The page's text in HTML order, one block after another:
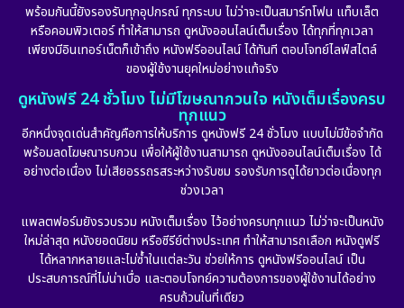
Fantasy จินตนาการ (265)
Film
Gothic (6)
HBO GO (11)
HBO Max (2)
พร้อมกันนี้ยังรองรับทุกอุปกรณ์ ทุกระบบ ไม่ว่าจะเป็นสมาร์ทโฟน แท็บเล็ต
หรือคอมพิวเตอร์ ทำให้สามารถ ดูหนังออนไลน์เต็มเรื่อง ได้ทุกที่ทุกเวลา
เพียงมีอินเทอร์เน็ตก็เข้าถึง หนังฟรีออนไลน์ ได้ทันที ตอบโจทย์ไลฟ์สไตล์
ของผู้ใช้งานยุคใหม่อย่างแท้จริง
ดูหนังฟรี 24 ชั่วโมง ไม่มีโฆษณากวนใจ หนังเต็มเรื่องครบ
ทุกแนว
อีกหนึ่งจุดเด่นสำคัญคือการให้บริการ ดูหนังฟรี 24 ชั่วโมง แบบไม่มีข้อจำกัด
พร้อมลดโฆษณารบกวน เพื่อให้ผู้ใช้งานสามารถ ดูหนังออนไลน์เต็มเรื่อง ได้
อย่างต่อเนื่อง ไม่เสียอรรถรสระหว่างรับชม รองรับการดูได้ยาวต่อเนื่องทุก
ช่วงเวลา
แพลตฟอร์มยังรวบรวม หนังเต็มเรื่อง ไว้อย่างครบทุกแนว ไม่ว่าจะเป็นหนัง
ใหม่ล่าสุด หนังยอดนิยม หรือซีรีย์ต่างประเทศ ทำให้สามารถเลือก หนังดูฟรี
ได้หลากหลายและไม่ซ้ำในแต่ละวัน ช่วยให้การ ดูหนังฟรีออนไลน์ เป็น
ประสบการณ์ที่ไม่น่าเบื่อ และตอบโจทย์ความต้องการของผู้ใช้งานได้อย่าง
ครบถ้วนในที่เดียว